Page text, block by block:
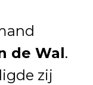
de Wal.
zij